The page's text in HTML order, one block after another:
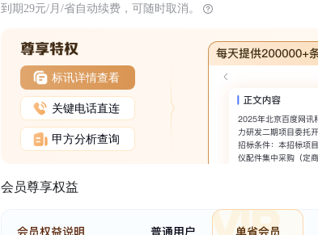
到期29元/月/省自动续费，可随时取消。
标讯详情查看
关键电话直连
甲方分析查询
会员尊享权益